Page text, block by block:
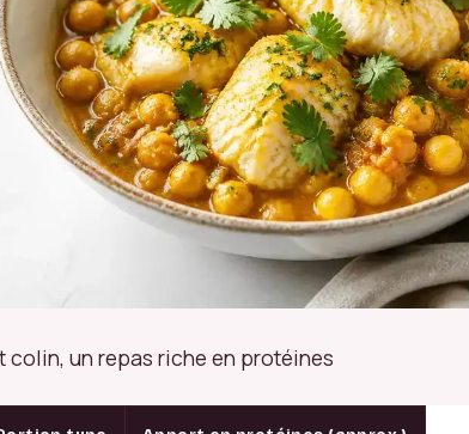
colin, un repas riche en protéines